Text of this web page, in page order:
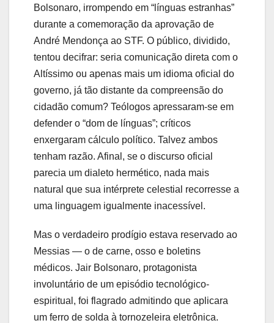
Bolsonaro, irrompendo em “línguas estranhas”
durante a comemoração da aprovação de
André Mendonça ao STF. O público, dividido,
tentou decifrar: seria comunicação direta com o
Altíssimo ou apenas mais um idioma oficial do
governo, já tão distante da compreensão do
cidadão comum? Teólogos apressaram-se em
defender o “dom de línguas”; críticos
enxergaram cálculo político. Talvez ambos
tenham razão. Afinal, se o discurso oficial
parecia um dialeto hermético, nada mais
natural que sua intérprete celestial recorresse a
uma linguagem igualmente inacessível.
Mas o verdadeiro prodígio estava reservado ao
Messias — o de carne, osso e boletins
médicos. Jair Bolsonaro, protagonista
involuntário de um episódio tecnológico-
espiritual, foi flagrado admitindo que aplicara
um ferro de solda à tornozeleira eletrônica.